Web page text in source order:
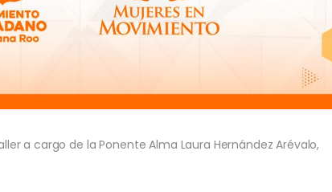
a cargo de la Ponente Alma Laura Hernández Arévalo,